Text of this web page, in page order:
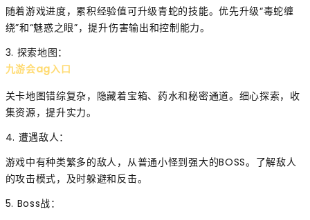
随着游戏进度，累积经验值可升级青蛇的技能。优先升级“毒蛇缠
绕”和“魅惑之眼”，提升伤害输出和控制能力。
3. 探索地图：
九游会ag入口
关卡地图错综复杂，隐藏着宝箱、药水和秘密通道。细心探索，收
集资源，提升实力。
4. 遭遇敌人：
游戏中有种类繁多的敌人，从普通小怪到强大的BOSS。了解敌人
的攻击模式，及时躲避和反击。
5. Boss战：